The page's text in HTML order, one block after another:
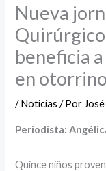
Nueva
beneficia
en
/Noticias / Por
Periodista:
Quince niños